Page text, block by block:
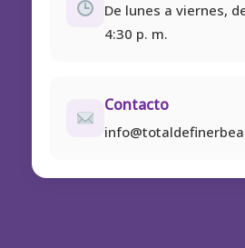
De lunes a viernes,
4:30 p. m.
Contacto